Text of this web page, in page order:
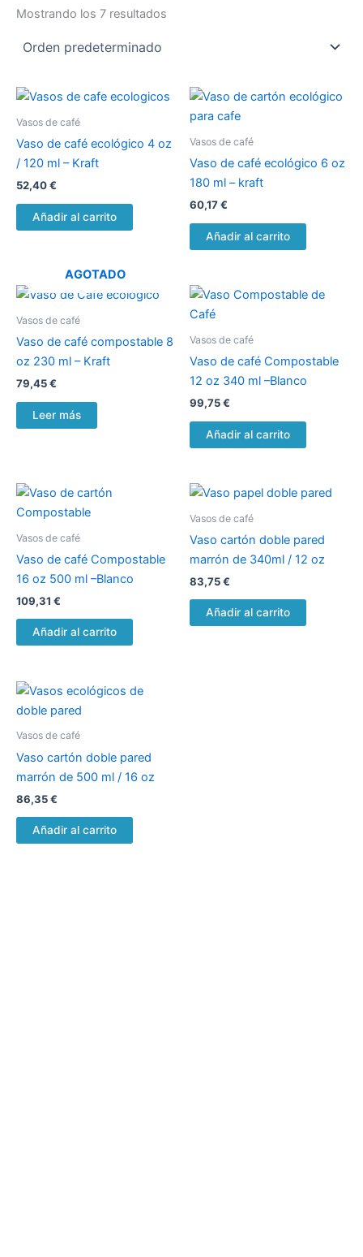
Mostrando los 7 resultados
Vasos de café
Vaso de café ecológico 4 oz
/ 120 ml – Kraft
52,40€
Añadir al carrito
Vasos de café
Vaso de café ecológico 6 oz
180 ml – kraft
60,17€
Añadir al carrito
AGOTADO
Vasos de café
Vaso de café compostable 8
oz 230 ml – Kraft
79,45€
Leer más
Vasos de café
Vaso de café Compostable
12 oz 340 ml –Blanco
99,75€
Añadir al carrito
Vasos de café
Vaso de café Compostable
16 oz 500 ml –Blanco
109,31 €
Añadir al carrito
Vasos de café
Vaso cartón doble pared
marrón de 340ml / 12 oz
83,75€
Añadir al carrito
Vasos de café
Vaso cartón doble pared
marrón de 500 ml / 16 oz
86,35€
Añadir al carrito